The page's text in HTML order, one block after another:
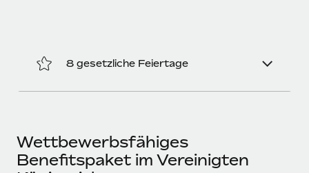
8 gesetzliche Feiertage
Wettbewerbsfähiges
Benefitspaket im Vereinigten